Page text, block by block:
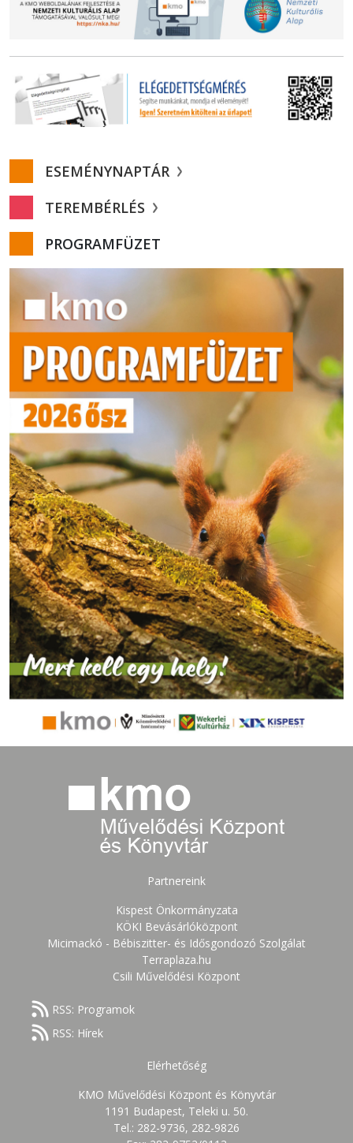
ESEMÉNYNAPTÁR
TEREMBÉRLÉS
PROGRAMFÜZET
Partnereink
Kispest Önkormányzata
KÖKI Bevásárlóközpont
Micimackó - Bébiszitter- és Idősgondozó Szolgálat
Terraplaza.hu
Csili Művelődési Központ
RSS: Programok
RSS: Hírek
Elérhetőség
KMO Művelődési Központ és Könyvtár
1191 Budapest, Teleki u. 50.
Tel.: 282-9736, 282-9826